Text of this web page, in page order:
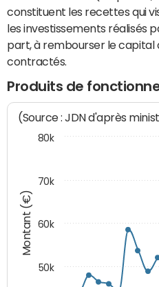
constituent les recettes qui
les investissements réalisés
part, à rembourser le capital
contractés.
Produits de
Montant (€)
(Source : JDN d'après
50k
60k
70k
80k